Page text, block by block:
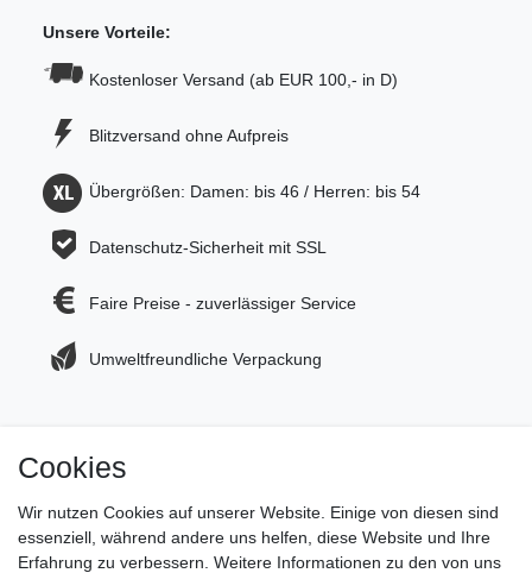
Unsere Vorteile:
Kostenloser Versand (ab EUR 100,- in D)
Blitzversand ohne Aufpreis
Übergrößen: Damen: bis 46 / Herren: bis 54
Datenschutz-Sicherheit mit SSL
Faire Preise - zuverlässiger Service
Umweltfreundliche Verpackung
Jetzt zum Newsletter anmelden und 5€ Gutschein
Newsletter Anmeldung >
Cookies
Wir nutzen Cookies auf unserer Website. Einige von diesen sind
essenziell, während andere uns helfen, diese Website und Ihre
Erfahrung zu verbessern. Weitere Informationen zu den von uns